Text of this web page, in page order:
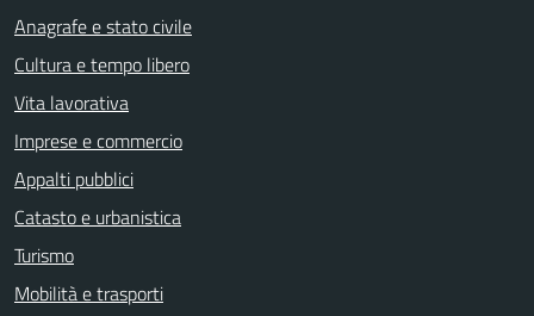
Anagrafe e stato civile
Cultura e tempo libero
Vita lavorativa
Imprese e commercio
Appalti pubblici
Catasto e urbanistica
Turismo
Mobilità e trasporti